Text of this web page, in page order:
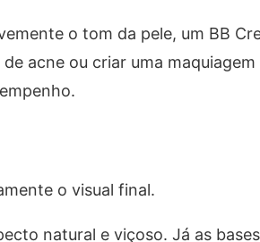
o tom da pele, um BB
acne ou criar uma
o visual final.
natural e viçoso. Já as